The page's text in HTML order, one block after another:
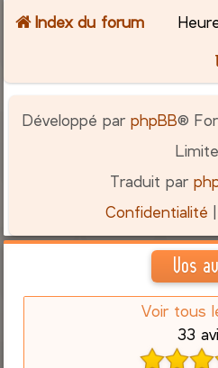
Index du forum
Développé parphpBB®
Traduit par
Confidentialité
Vos
Voir tous
33